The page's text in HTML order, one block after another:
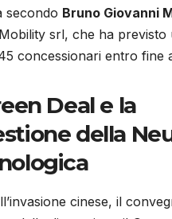
secondo Bruno Giovanni
srl, che ha previsto
concessionari entro fine
Deal e la
della
cinese, il